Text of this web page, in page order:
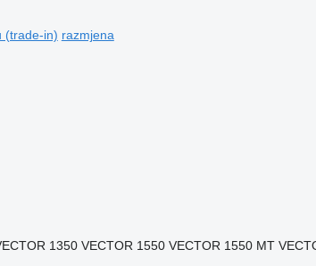
(trade-in) razmjena
1350 VECTOR 1550 VECTOR 1550 MT